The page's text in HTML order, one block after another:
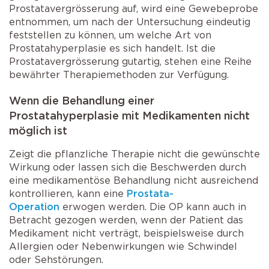
Prostatavergrösserung auf, wird eine Gewebeprobe
entnommen, um nach der Untersuchung eindeutig
feststellen zu können, um welche Art von
Prostatahyperplasie es sich handelt. Ist die
Prostatavergrösserung gutartig, stehen eine Reihe
bewährter Therapiemethoden zur Verfügung.
Wenn die Behandlung einer
Prostatahyperplasie mit Medikamenten nicht
möglich ist
Zeigt die pflanzliche Therapie nicht die gewünschte
Wirkung oder lassen sich die Beschwerden durch
eine medikamentöse Behandlung nicht ausreichend
kontrollieren, kann eine Prostata-
Operation erwogen werden. Die OP kann auch in
Betracht gezogen werden, wenn der Patient das
Medikament nicht verträgt, beispielsweise durch
Allergien oder Nebenwirkungen wie Schwindel
oder Sehstörungen.